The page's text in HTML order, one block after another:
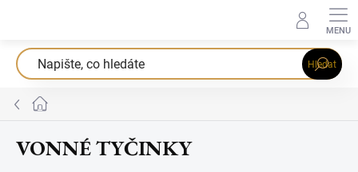
Hledat
Domů
VONNÉ TYČINKY